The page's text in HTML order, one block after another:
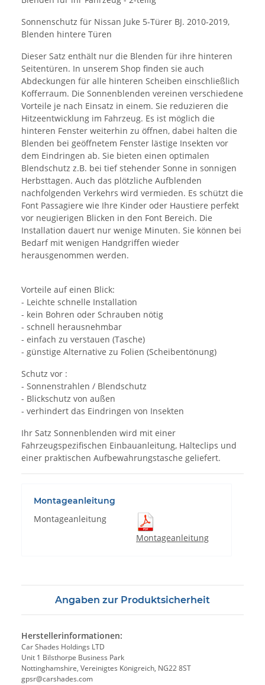
Sonnenschutz für Nissan Juke 5-Türer BJ. 2010-2019,
Blenden hintere Türen
Dieser Satz enthält nur die Blenden für ihre hinteren
Seitentüren. In unserem Shop finden sie auch
Abdeckungen für alle hinteren Scheiben einschließlich
Kofferraum. Die Sonnenblenden vereinen verschiedene
Vorteile je nach Einsatz in einem. Sie reduzieren die
Hitzeentwicklung im Fahrzeug. Es ist möglich die
hinteren Fenster weiterhin zu öffnen, dabei halten die
Blenden bei geöffnetem Fenster lästige Insekten vor
dem Eindringen ab. Sie bieten einen optimalen
Blendschutz z.B. bei tief stehender Sonne in sonnigen
Herbsttagen. Auch das plötzliche Aufblenden
nachfolgenden Verkehrs wird vermieden. Es schützt die
Font Passagiere wie Ihre Kinder oder Haustiere perfekt
vor neugierigen Blicken in den Font Bereich. Die
Installation dauert nur wenige Minuten. Sie können bei
Bedarf mit wenigen Handgriffen wieder
herausgenommen werden.
Vorteile auf einen Blick:
- Leichte schnelle Installation
- kein Bohren oder Schrauben nötig
- schnell herausnehmbar
- einfach zu verstauen (Tasche)
- günstige Alternative zu Folien (Scheibentönung)
Schutz vor :
- Sonnenstrahlen / Blendschutz
- Blickschutz von außen
- verhindert das Eindringen von Insekten
Ihr Satz Sonnenblenden wird mit einer
Fahrzeugspezifischen Einbauanleitung, Halteclips und
einer praktischen Aufbewahrungstasche geliefert.
Montageanleitung
Montageanleitung
Montageanleitung
Angaben zur Produktsicherheit
Herstellerinformationen:
Car Shades Holdings LTD
Unit 1 Bilsthorpe Business Park
Nottinghamshire, Vereinigtes Königreich, NG22 8ST
gpsr@carshades.com